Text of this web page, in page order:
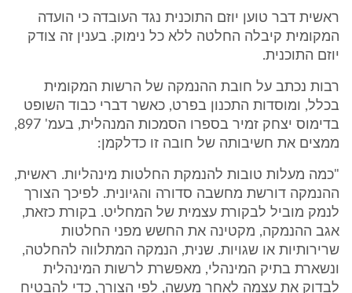
ראשית דבר טוען יוזם התוכנית נגד העובדה כי הועדה
המקומית קיבלה החלטה ללא כל נימוק. בענין זה צודק
יוזם התוכנית.
רבות נכתב על חובת ההנמקה של הרשות המקומית
בכלל, ומוסדות התכנון בפרט, כאשר דברי כבוד השופט
בדימוס יצחק זמיר בספרו הסמכות המנהלית, בעמ' 897,
ממצים את חשיבותה של חובה זו כדלקמן:
"כמה מעלות טובות להנמקת החלטות מינהליות. ראשית,
ההנמקה דורשת מחשבה סדורה והגיונית. לפיכך הצורך
לנמק מוביל לבקורת עצמית של המחליט. בקורת כזאת,
אגב ההנמקה, מקטינה את החשש מפני החלטות
שרירותיות או שגויות. שנית, הנמקה המתלווה להחלטה,
ונשארת בתיק המינהלי, מאפשרת לרשות המינהלית
לבדוק את עצמה לאחר מעשה, לפי הצורך, כדי להבטיח